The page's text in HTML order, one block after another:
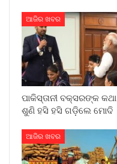
ଆଜିର ଖବର
ପାକିସ୍ତାନୀ ବକ୍ସରଙ୍କ କଥା
ଶୁଣି ହସି ହସି ଗଡ଼ିଲେ ମୋଦି
ଆଜିର ଖବର